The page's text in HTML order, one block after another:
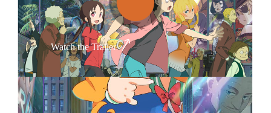
Hành động
Tình cảm
Việt Nam
Watch the Trailer